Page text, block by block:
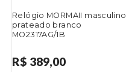
Relógio MORMAII masculino
prateado branco
MO2317AG/1B
R$ 389,00